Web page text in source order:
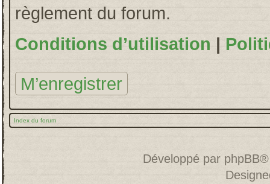
règlement du forum.
Conditions d’utilisation |
M’enregistrer
Index du forum
Développé par phpBB®